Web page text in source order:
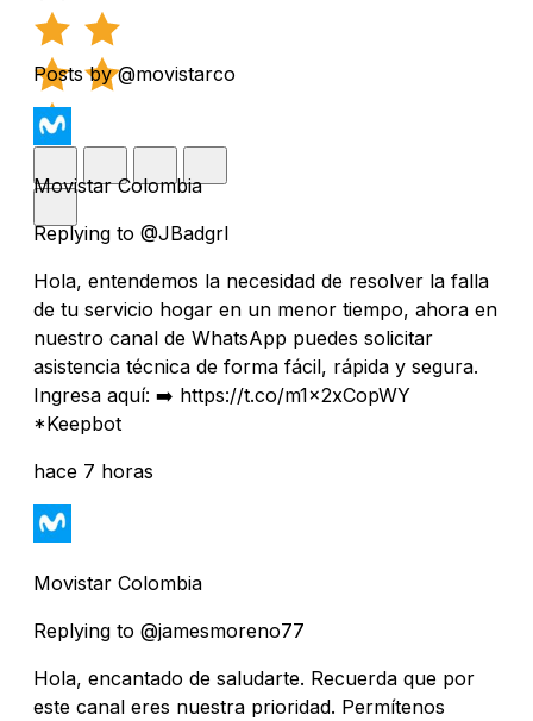
Posts by @movistarco
Movistar Colombia
Replying to @JBadgrl
Hola, entendemos la necesidad de resolver la falla
de tu servicio hogar en un menor tiempo, ahora en
nuestro canal de WhatsApp puedes solicitar
asistencia técnica de forma fácil, rápida y segura.
Ingresa aquí: ➡️ https://t.co/m1x2xCopWY
*Keepbot
hace 7 horas
Movistar Colombia
Replying to @jamesmoreno77
Hola, encantado de saludarte. Recuerda que por
este canal eres nuestra prioridad. Permítenos